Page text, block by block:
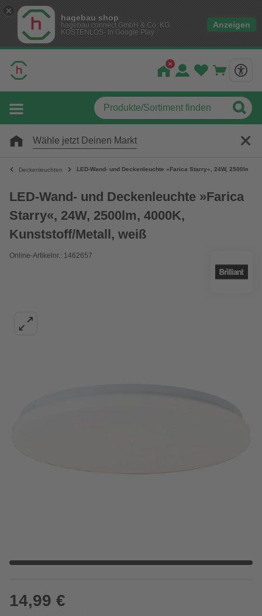
hagebau shop
hagebau connect GmbH & Co. KG
KOSTENLOS- In Google Play
Anzeigen
Wähle jetzt Deinen Markt
Deckenleuchten LED-Wand- und Deckenleuchte »Farica Starry«, 24W, 2500lm,
LED-Wand- und Deckenleuchte »Farica
Starry«, 24W, 2500lm, 4000K,
Kunststoff/Metall, weiß
Online-Artikelnr.: 1462657
14,99 €